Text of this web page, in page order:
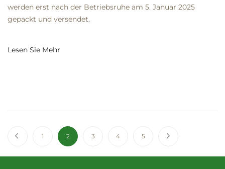
werden erst nach der Betriebsruhe am 5. Januar 2025
gepackt und versendet.
Lesen Sie Mehr
ZurückSeite
1 Sie lesen gerade die Seite
2 Seite
3 Seite
4 Seite
5